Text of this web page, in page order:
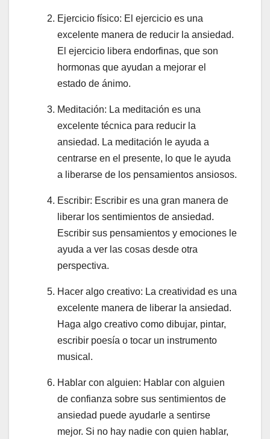
Ejercicio físico: El ejercicio es una
excelente manera de reducir la ansiedad.
El ejercicio libera endorfinas, que son
hormonas que ayudan a mejorar el
estado de ánimo.
Meditación: La meditación es una
excelente técnica para reducir la
ansiedad. La meditación le ayuda a
centrarse en el presente, lo que le ayuda
a liberarse de los pensamientos ansiosos.
Escribir: Escribir es una gran manera de
liberar los sentimientos de ansiedad.
Escribir sus pensamientos y emociones le
ayuda a ver las cosas desde otra
perspectiva.
Hacer algo creativo: La creatividad es una
excelente manera de liberar la ansiedad.
Haga algo creativo como dibujar, pintar,
escribir poesía o tocar un instrumento
musical.
Hablar con alguien: Hablar con alguien
de confianza sobre sus sentimientos de
ansiedad puede ayudarle a sentirse
mejor. Si no hay nadie con quien hablar,